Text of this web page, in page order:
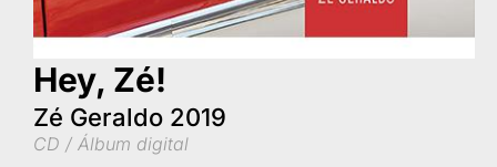
Hey, Zé!
Zé Geraldo 2019
CD / Álbum digital